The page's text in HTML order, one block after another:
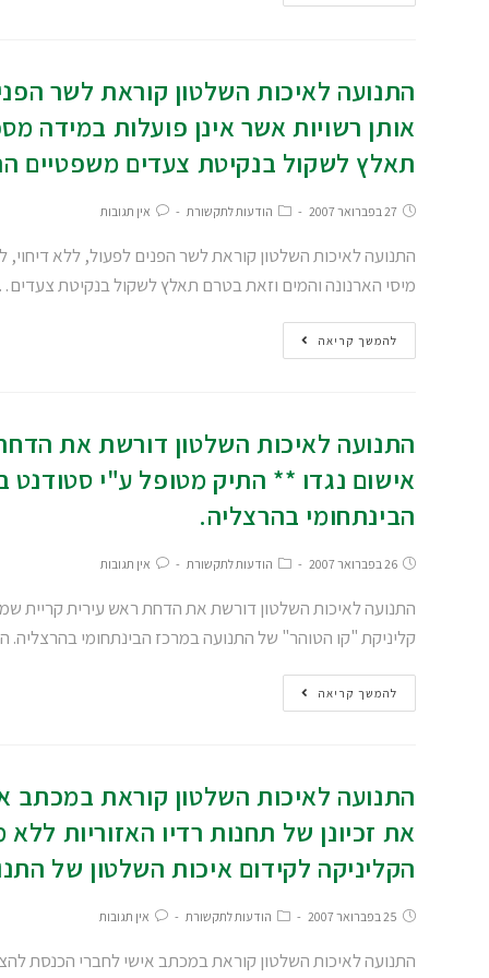
התנועה לאיכות השלטון קוראת לשר
אותן רשויות אשר אינן פועלות במידה
תאלץ לשקול בנקיטת צעדים משפטיים
27 בפברואר 2007 הודעות לתקשורת אין תגובות
התנועה לאיכות השלטון קוראת לשר הפנים לפעול, ללא דיחוי,
מיסי הארנונה והמים וזאת בטרם תאלץ לשקול בנקיטת
להמשך קריאה
התנועה לאיכות השלטון דורשת את
אישום נגדו ** התיק מטופל ע"י
הבינתחומי בהרצליה.
26 בפברואר 2007 הודעות לתקשורת אין תגובות
התנועה לאיכות השלטון דורשת את הדחת ראש עירית קריית
קליניקת "קו הטוהר" של התנועה במרכז הבינתחומי
להמשך קריאה
התנועה לאיכות השלטון קוראת במכתב
את זכיונן של תחנות רדיו האזוריות
הקליניקה לקידום איכות השלטון של
25 בפברואר 2007 הודעות לתקשורת אין תגובות
התנועה לאיכות השלטון קוראת במכתב אישי לחברי הכנסת